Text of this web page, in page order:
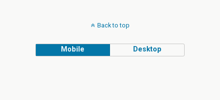
Back to top
Mobile Desktop